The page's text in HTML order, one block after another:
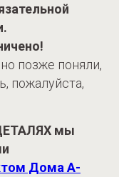
позже поняли,
пожалуйста,
мы
Дома А-